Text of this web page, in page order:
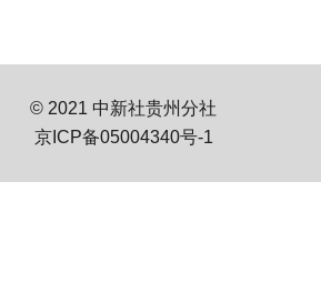
© 2021 中新社贵州分社
京ICP备05004340号-1